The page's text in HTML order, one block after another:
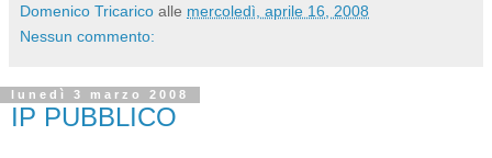
Domenico Tricarico alle mercoledì, aprile 16, 2008
Nessun commento:
lunedì 3 marzo 2008
IP PUBBLICO